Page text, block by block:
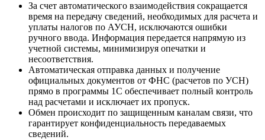
За счет автоматического взаимодействия сокращается
время на передачу сведений, необходимых для расчета и
уплаты налогов по АУСН, исключаются ошибки
ручного ввода. Информация передается напрямую из
учетной системы, минимизируя опечатки и
несоответствия.
Автоматическая отправка данных и получение
официальных документов от ФНС (расчетов по УСН)
прямо в программы 1С обеспечивает полный контроль
над расчетами и исключает их пропуск.
Обмен происходит по защищенным каналам связи, что
гарантирует конфиденциальность передаваемых
сведений.